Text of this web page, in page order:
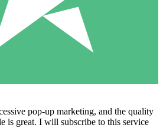
pop-up marketing, and the quality
is great. I will subscribe to this service